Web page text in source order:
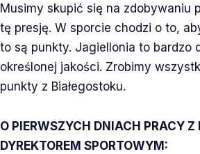
Musimy skupić się na zdobywaniu
tę presję. W sporcie chodzi o to,
to są punkty. Jagiellonia to bardzo
określonej jakości. Zrobimy
punkty z Białegostoku.
O PIERWSZYCH DNIACH PRACY Z
DYREKTOREM SPORTOWYM: